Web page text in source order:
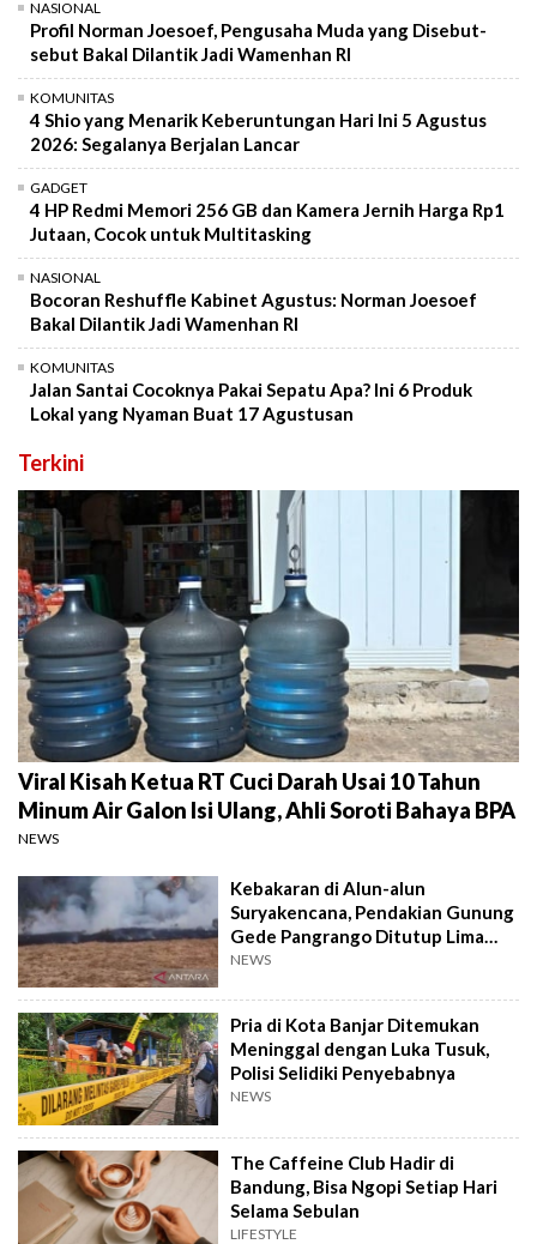
NASIONAL
Profil Norman Joesoef, Pengusaha Muda yang Disebut-
sebut Bakal Dilantik Jadi Wamenhan RI
KOMUNITAS
4 Shio yang Menarik Keberuntungan Hari Ini 5 Agustus
2026: Segalanya Berjalan Lancar
GADGET
4 HP Redmi Memori 256 GB dan Kamera Jernih Harga Rp1
Jutaan, Cocok untuk Multitasking
NASIONAL
Bocoran Reshuffle Kabinet Agustus: Norman Joesoef
Bakal Dilantik Jadi Wamenhan RI
KOMUNITAS
Jalan Santai Cocoknya Pakai Sepatu Apa? Ini 6 Produk
Lokal yang Nyaman Buat 17 Agustusan
Terkini
Viral Kisah Ketua RT Cuci Darah Usai 10 Tahun
Minum Air Galon Isi Ulang, Ahli Soroti Bahaya BPA
NEWS
Kebakaran di Alun-alun
Suryakencana, Pendakian Gunung
Gede Pangrango Ditutup Lima
Hari
NEWS
Pria di Kota Banjar Ditemukan
Meninggal dengan Luka Tusuk,
Polisi Selidiki Penyebabnya
NEWS
The Caffeine Club Hadir di
Bandung, Bisa Ngopi Setiap Hari
Selama Sebulan
LIFESTYLE